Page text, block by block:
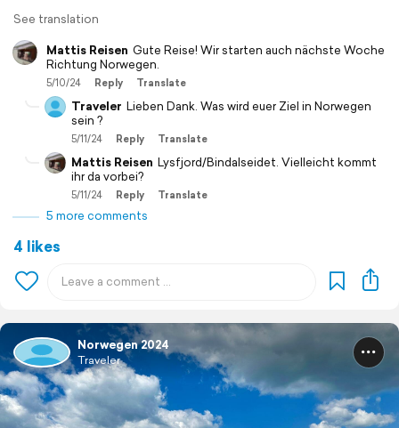
See translation
Mattis Reisen Gute Reise! Wir starten auch nächste Woche
Richtung Norwegen.
5/10/24 Reply Translate
Traveler Lieben Dank. Was wird euer Ziel in Norwegen
sein ?
5/11/24 Reply Translate
Mattis Reisen Lysfjord/Bindalseidet. Vielleicht kommt
ihr da vorbei?
5/11/24 Reply Translate
5 more comments
4 likes
Norwegen 2024
Traveler